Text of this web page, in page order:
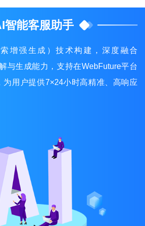
智能客服助手
增强生成）技术构建，深度融合
与生成能力，支持在WebFuture平台
为用户提供7×24小时高精准、高响应